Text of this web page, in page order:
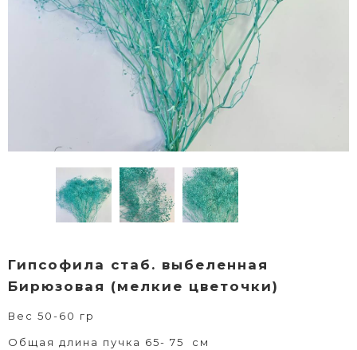
Гипсофила стаб. выбеленная
Бирюзовая (мелкие цветочки)
Вес 50-60 гр
Общая длина пучка 65- 75 см